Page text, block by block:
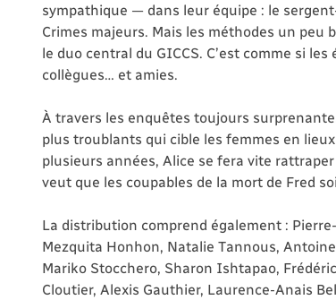
sympathique — dans leur équipe : le
Crimes majeurs. Mais les méthodes un peu
le duo central du GICCS. C’est comme si
collègues… et amies.
À travers les enquêtes toujours
plus troublants qui cible les femmes en
plusieurs années, Alice se fera vite
veut que les coupables de la mort de Fred
La distribution comprend également :
Mezquita Honhon, Natalie Tannous,
Mariko Stocchero, Sharon Ishtapao,
Cloutier, Alexis Gauthier, Laurence-Anais